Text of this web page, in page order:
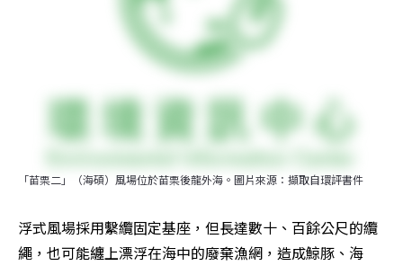
「苗栗二」（海碩）風場位於苗栗後龍外海。圖片來源：擷取自環評書件
浮式風場採用繫纜固定基座，但長達數十、百餘公尺的纜
繩，也可能纏上漂浮在海中的廢棄漁網，造成鯨豚、海